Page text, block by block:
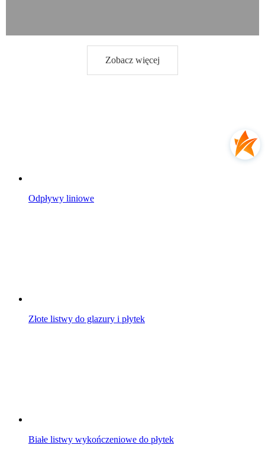
Zobacz więcej
Odpływy liniowe
Złote listwy do glazury i płytek
Białe listwy wykończeniowe do płytek